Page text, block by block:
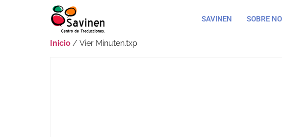
SAVINEN SOBRE
Inicio / Vier Minuten.txp